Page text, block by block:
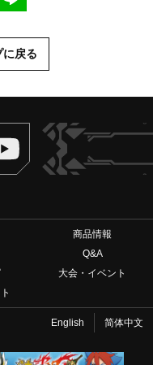
に戻る
ヴァンガードch
商品情報
Q&A
大会・イベント
English 简体中文